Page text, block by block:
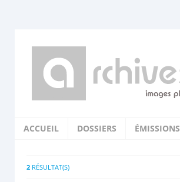
ACCUEIL DOSSIERS ÉMISSIONS
2 RÉSULTAT(S)